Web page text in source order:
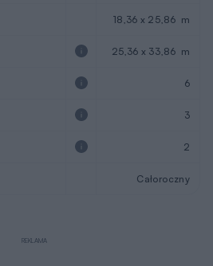
18,36 x 25,86 m
25,36 x 33,86 m
6
3
2
Całoroczny
REKLAMA